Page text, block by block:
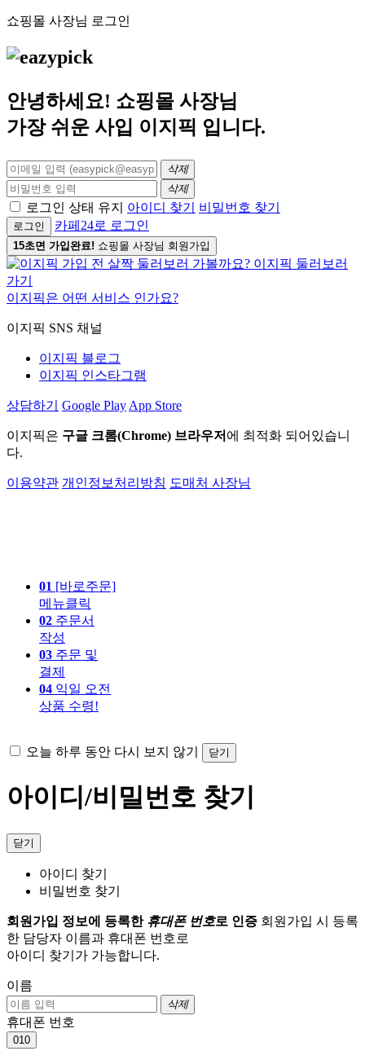
쇼핑몰 사장님 로그인
안녕하세요! 쇼핑몰 사장님
가장 쉬운 사입 이지픽 입니다.
삭제
삭제
로그인 상태 유지 아이디 찾기 비밀번호 찾기
로그인 카페24로 로그인
15초면 가입완료! 쇼핑몰 사장님 회원가입
이지픽은 어떤 서비스 인가요?
이지픽 SNS 채널
이지픽 블로그
이지픽 인스타그램
상담하기 Google Play App Store
이지픽은 구글 크롬(Chrome) 브라우저 에 최적화 되어있습니
다.
이용약관 개인정보처리방침 도매처 사장님
01 [바로주문]
메뉴클릭
02 주문서
작성
03 주문 및
결제
04 익일 오전
상품 수령!
오늘 하루 동안 다시 보지 않기 닫기
아이디/비밀번호 찾기
닫기
아이디 찾기
비밀번호 찾기
회원가입 정보에 등록한 휴대폰 번호로 인증 회원가입 시 등록
한 담당자 이름과 휴대폰 번호로
아이디 찾기가 가능합니다.
이름
삭제
휴대폰 번호
010